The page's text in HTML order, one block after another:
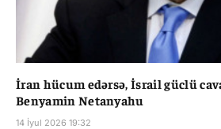
İran hücum edərsə, İsrail güclü
Benyamin Netanyahu
14 İyul 2026 19:32